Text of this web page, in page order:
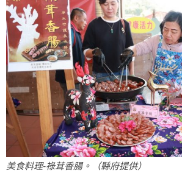
美食料理-祿茸香腸。（縣府提供）